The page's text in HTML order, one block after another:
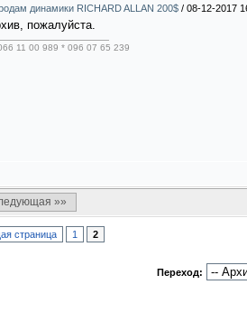
динамики RICHARD ALLAN 200$ / 08-12-2017
пожалуйста.
11 00 989 * 096 07 65 239
»»
страница 1 2
Переход: